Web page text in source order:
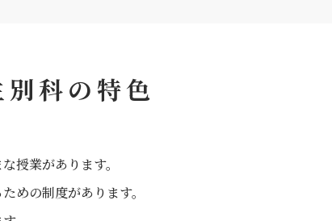
科の特色
授業があります。
めの制度があります。